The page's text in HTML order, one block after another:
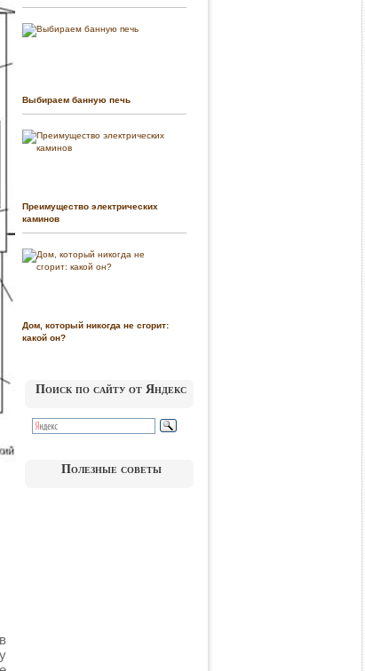
Выбираем банную печь
Преимущество электрических
каминов
Дом, который никогда не сгорит:
какой он?
Поиск по сайту от Яндекс
Полезные советы